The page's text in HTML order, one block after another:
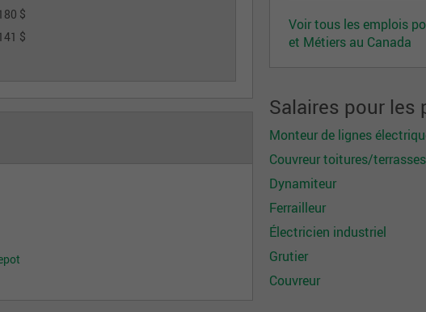
$
$
Voir tous les emplois
et Métiers au Canada
Salaires pour les
Monteur de lignes
Couvreur toitures/terrasses
Dynamiteur
Ferrailleur
Électricien industriel
Grutier
Couvreur